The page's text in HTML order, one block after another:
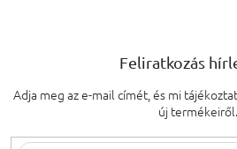
Feliratkozás
Adja meg az e-mail címét, és mi
új termékeiről.